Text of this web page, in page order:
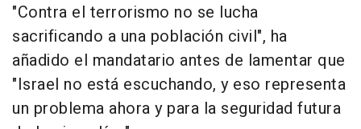
"Contra el terrorismo no se lucha
sacrificando a una población civil", ha
añadido el mandatario antes de lamentar que
"Israel no está escuchando, y eso representa
un problema ahora y para la seguridad futura